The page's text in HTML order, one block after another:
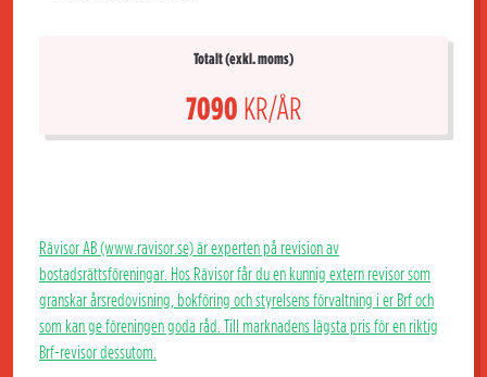
Totalt (exkl. moms)
7090 KR/ÅR
Rävisor AB (www.ravisor.se) är experten på revision av
bostadsrättsföreningar. Hos Rävisor får du en kunnig extern revisor som
granskar årsredovisning, bokföring och styrelsens förvaltning i er Brf och
som kan ge föreningen goda råd. Till marknadens lägsta pris för en riktig
Brf-revisor dessutom.